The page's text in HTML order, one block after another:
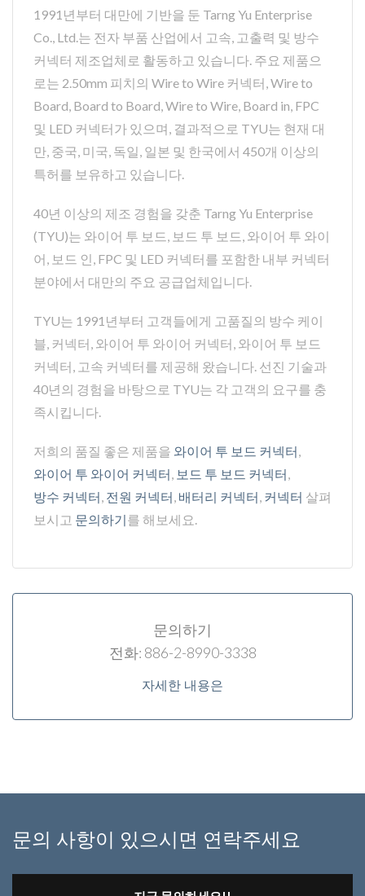
1991년부터 대만에 기반을 둔 Tarng Yu Enterprise
Co., Ltd.는 전자 부품 산업에서 고속, 고출력 및 방수
커넥터 제조업체로 활동하고 있습니다. 주요 제품으
로는 2.50mm 피치의 Wire to Wire 커넥터, Wire to
Board, Board to Board, Wire to Wire, Board in, FPC
및 LED 커넥터가 있으며, 결과적으로 TYU는 현재 대
만, 중국, 미국, 독일, 일본 및 한국에서 450개 이상의
특허를 보유하고 있습니다.
40년 이상의 제조 경험을 갖춘 Tarng Yu Enterprise
(TYU)는 와이어 투 보드, 보드 투 보드, 와이어 투 와이
어, 보드 인, FPC 및 LED 커넥터를 포함한 내부 커넥터
분야에서 대만의 주요 공급업체입니다.
TYU는 1991년부터 고객들에게 고품질의 방수 케이
블, 커넥터, 와이어 투 와이어 커넥터, 와이어 투 보드
커넥터, 고속 커넥터를 제공해 왔습니다. 선진 기술과
40년의 경험을 바탕으로 TYU는 각 고객의 요구를 충
족시킵니다.
저희의 품질 좋은 제품을 와이어 투 보드 커넥터
와이어 투 와이어 커넥터 보드 투 보드 커넥터
방수 커넥터 전원 커넥터 배터리 커넥터 커넥터 살펴
보시고 문의하기를 해보세요.
문의하기
전화: 886-2-8990-3338
자세한 내용은
문의 사항이 있으시면 연락주세요